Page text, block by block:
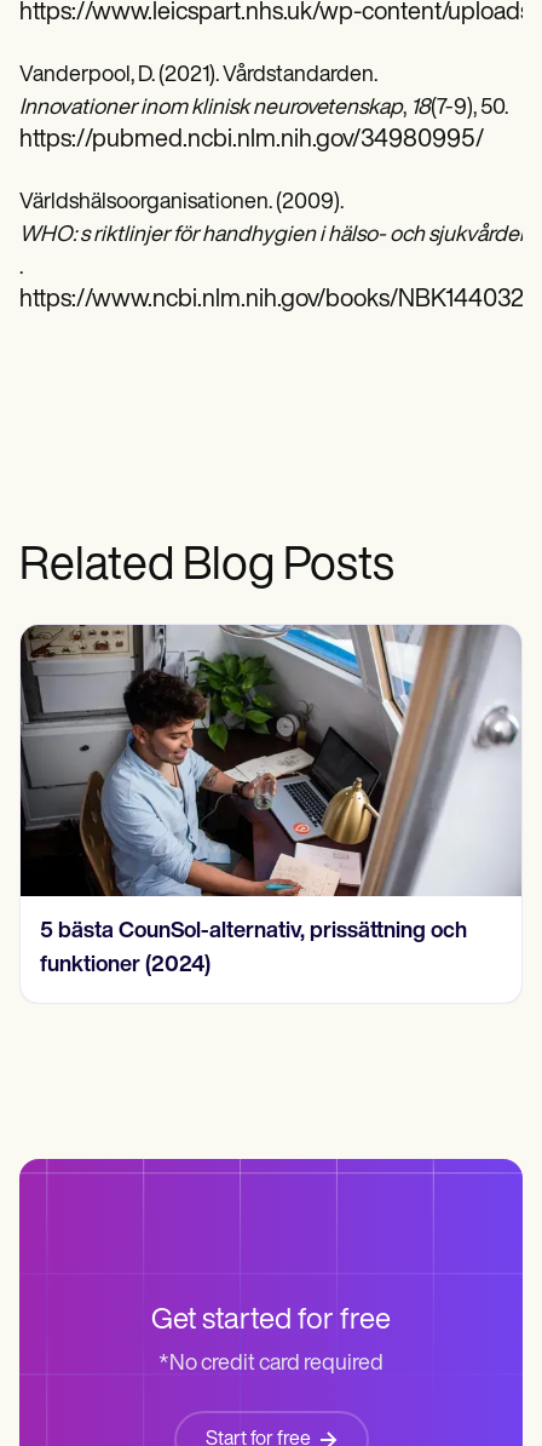
https://www.leicspart.nhs.uk/wp-content/
Vanderpool, D. (2021). Vårdstandarden.
Innovationer inom klinisk neurovetenskap, 18(7-9), 50.
https://pubmed.ncbi.nlm.nih.gov/34980995/
Världshälsoorganisationen. (2009).
WHO: s riktlinjer för handhygien i hälso- och
.
https://www.ncbi.nlm.nih.gov/books/NBK144032/
Related Blog Posts
5 bästa CounSol-alternativ, prissättning och
funktioner (2024)
Get started for free
*No credit card required
Start for free